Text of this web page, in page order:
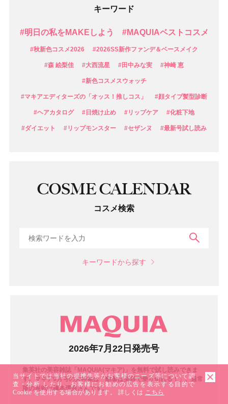
キーワード
#明日の私をMAKEしよう #MAQUIAベストコスメ
#秋新色コスメ2026 #2026SS新作ファンデ＆ベースメイク
#森 絵梨佳 #大西流星 #田中みな実 #神崎 恵
#新色コスメスウォッチ
#マキアエディターズの「オッス！推しコス」 #顔タイプ髪型診断
#ヘアカタログ #日焼け止め #リップケア #化粧下地
#ダイエット #リップモンスター #セザンヌ #最新号試し読み
COSME CALENDAR
コスメ検索
キーワードから探す
2026年7月22日発売号
集英社の美容雑誌「MAQUIA(マキア)」を無料で試し読みできま
す。マキア9月号の大特集は「酷暑は美容で乗り切れる！」。通常
版の表紙は橋本環奈さんです。
当サイトでは当社の提携先等がお客様のニーズ等について調
査・分析 したり、お客様にお勧めの広告を表示する目的で
Cookie を使用する場合があります。 詳しくは こちら